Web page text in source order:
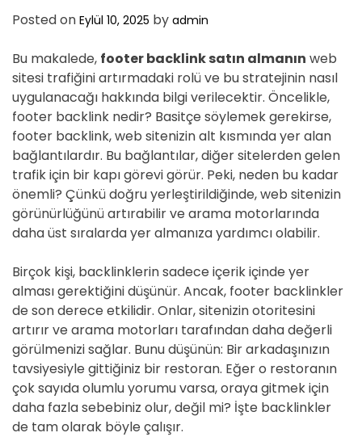
Posted on Eylül 10, 2025 by admin
Bu makalede, footer backlink satın almanın web
sitesi trafiğini artırmadaki rolü ve bu stratejinin nasıl
uygulanacağı hakkında bilgi verilecektir. Öncelikle,
footer backlink nedir? Basitçe söylemek gerekirse,
footer backlink, web sitenizin alt kısmında yer alan
bağlantılardır. Bu bağlantılar, diğer sitelerden gelen
trafik için bir kapı görevi görür. Peki, neden bu kadar
önemli? Çünkü doğru yerleştirildiğinde, web sitenizin
görünürlüğünü artırabilir ve arama motorlarında
daha üst sıralarda yer almanıza yardımcı olabilir.
Birçok kişi, backlinklerin sadece içerik içinde yer
alması gerektiğini düşünür. Ancak, footer backlinkler
de son derece etkilidir. Onlar, sitenizin otoritesini
artırır ve arama motorları tarafından daha değerli
görülmenizi sağlar. Bunu düşünün: Bir arkadaşınızın
tavsiyesiyle gittiğiniz bir restoran. Eğer o restoranın
çok sayıda olumlu yorumu varsa, oraya gitmek için
daha fazla sebebiniz olur, değil mi? İşte backlinkler
de tam olarak böyle çalışır.